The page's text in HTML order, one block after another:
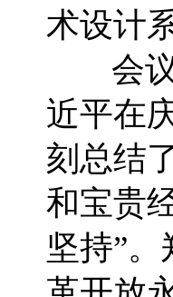
术设计
会议
近平在
刻总结
和宝贵
坚持”